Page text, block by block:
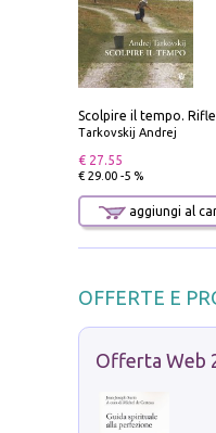
Tarkovskij Andrej
€ 27.55
€ 29.00 -5 %
aggiungi al
OFFERTE E
Offerta Web